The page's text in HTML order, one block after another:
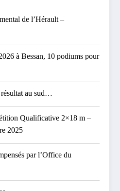
de l’Hérault –
à Bessan, 10 podiums pour
au sud…
Qualificative 2×18 m –
2025
par l’Office du